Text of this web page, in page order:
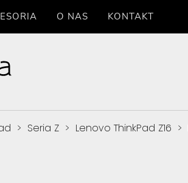
O NAS KONTAKT
> Seria Z > Lenovo ThinkPad Z16 >